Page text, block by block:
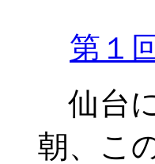
第１
仙台
朝、こ